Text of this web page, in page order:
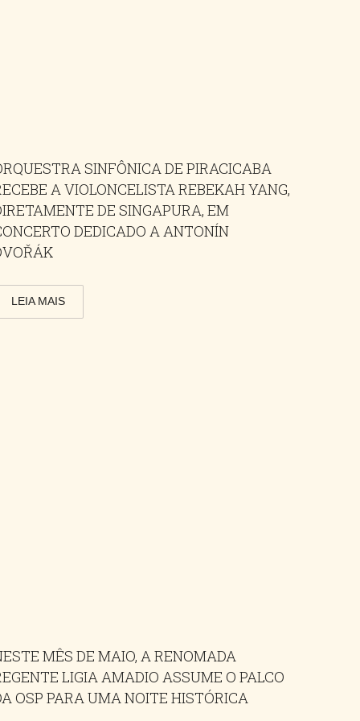
SINFÔNICA DE PIRACICABA
A VIOLONCELISTA REBEKAH YANG,
DE SINGAPURA, EM
DEDICADO A ANTONÍN
LEIA MAIS
MÊS DE MAIO, A RENOMADA
LIGIA AMADIO ASSUME O PALCO
OSP PARA UMA NOITE HISTÓRICA